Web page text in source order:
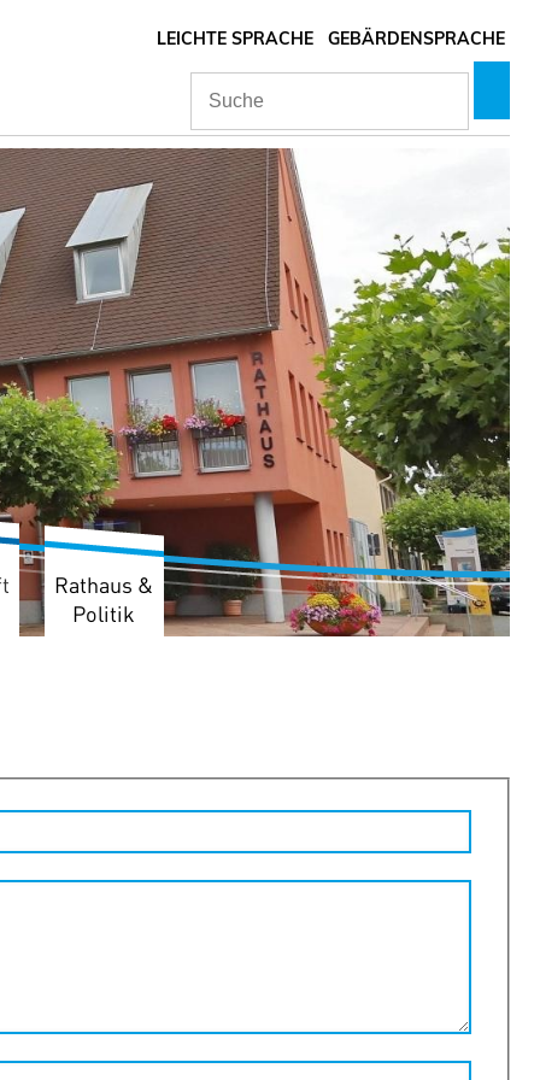
LEICHTE SPRACHE GEBÄRDENSPRACHE
Rathaus &
Politik